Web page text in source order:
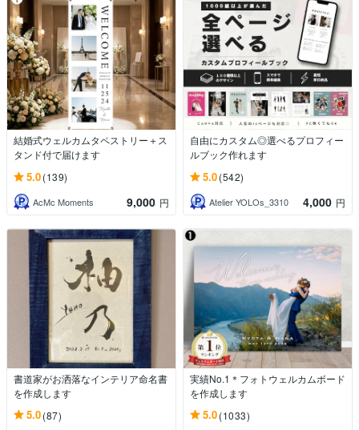
結婚式ウェルカムタペストリー＋ス
タンド付で届けます
5.0(139)
AcMc Moments 9,000 円
自由にカスタム◎選べるプロフィー
ルブック作れます
5.0(542)
Atelier YOLOs_3310 4,000 円
書道家がお洒落なインテリア命名書
を作成します
5.0(87)
実績No.1＊フォトウェルカムボード
を作成します
5.0(1033)